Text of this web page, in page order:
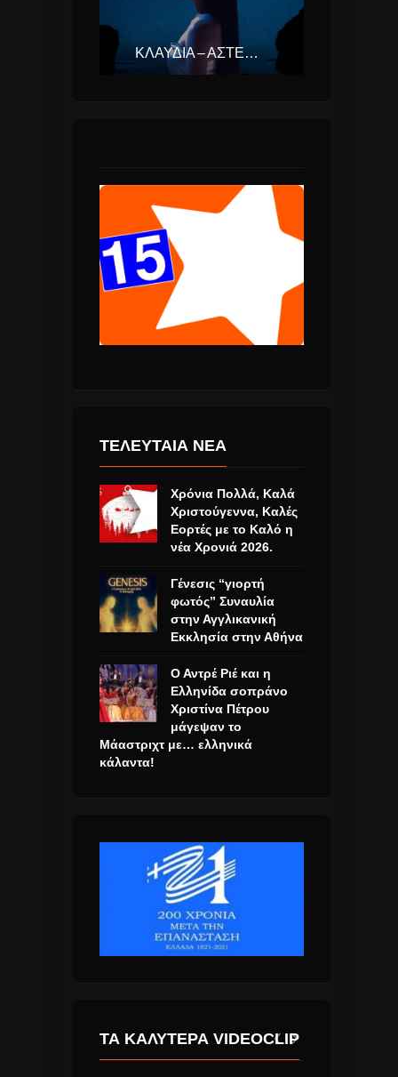
ΚΛΑΥΔΊΑ – ΑΣΤΕΡΟΜΆΤΑ (EUROVISION ΕΛΛΆΔΑ 2025)
ΤΕΛΕΥΤΑΙΑ ΝΕΑ
Χρόνια Πολλά, Καλά
Χριστούγεννα, Καλές
Εορτές με το Καλό η
νέα Χρονιά 2026.
Γένεσις “γιορτή
φωτός” Συναυλία
στην Αγγλικανική
Εκκλησία στην Αθήνα
Ο Αντρέ Ριέ και η
Ελληνίδα σοπράνο
Χριστίνα Πέτρου
μάγεψαν το
Μάαστριχτ με… ελληνικά
κάλαντα!
ΤΑ ΚΑΛΎΤΕΡΑ VIDEOCLIP